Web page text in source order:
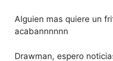
Alguien mas quiere un
acabannnnnn
Drawman, espero